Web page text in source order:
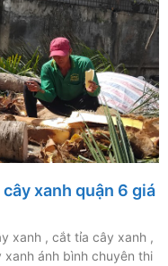
xanh quận 6 giá
xanh , cắt tỉa cây xanh ,
ánh bình chuyên thi